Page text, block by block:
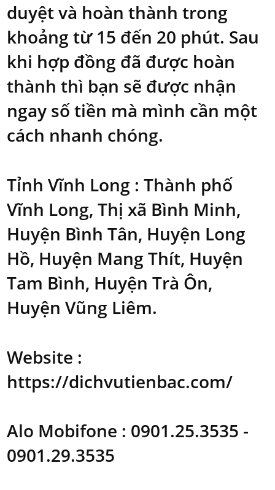
duyệt và hoàn thành trong
khoảng từ 15 đến 20 phút. Sau
khi hợp đồng đã được hoàn
thành thì bạn sẽ được nhận
ngay số tiền mà mình cần một
cách nhanh chóng.
Tỉnh Vĩnh Long : Thành phố
Vĩnh Long, Thị xã Bình Minh,
Huyện Bình Tân, Huyện Long
Hồ, Huyện Mang Thít, Huyện
Tam Bình, Huyện Trà Ôn,
Huyện Vũng Liêm.
Website :
https://dichvutienbac.com/
Alo Mobifone : 0901.25.3535 -
0901.29.3535